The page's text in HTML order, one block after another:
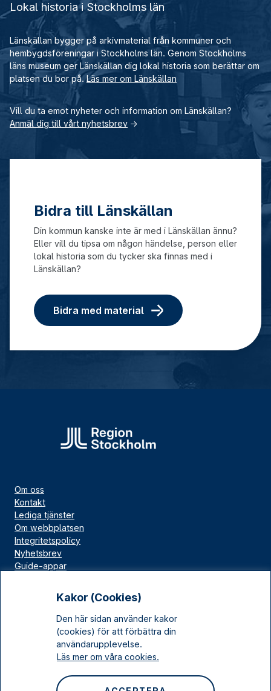
Kakor (Cookies)
Den här sidan använder kakor
(cookies) för att förbättra din
användarupplevelse.
Läs mer om våra cookies.
Lokal historia i Stockholms län
Länskällan bygger på arkivmaterial från kommuner och
hembygdsföreningar i Stockholms län. Genom Stockholms
läns museum ger Länskällan dig lokal historia som berättar om
platsen du bor på.Läs mer om Länskällan
Vill du ta emot nyheter och information om Länskällan?
Anmäl dig till vårt nyhetsbrev →
Bidra till Länskällan
Din kommun kanske inte är med i Länskällan ännu?
Eller vill du tipsa om någon händelse, person eller
lokal historia som du tycker ska finnas med i
Länskällan?
Bidra med material
Om oss
Kontakt
Lediga tjänster
Om webbplatsen
Integritetspolicy
Nyhetsbrev
Guide-appar
Kulturarv Stockholm
Sociala medier
Instagram